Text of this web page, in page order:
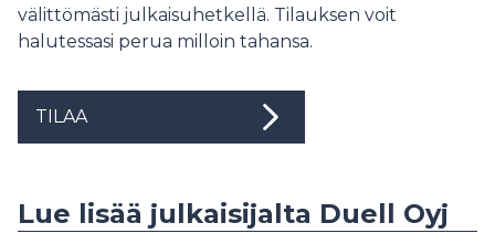
välittömästi julkaisuhetkellä. Tilauksen voit
halutessasi perua milloin tahansa.
TILAA
Lue lisää julkaisijalta Duell Oyj